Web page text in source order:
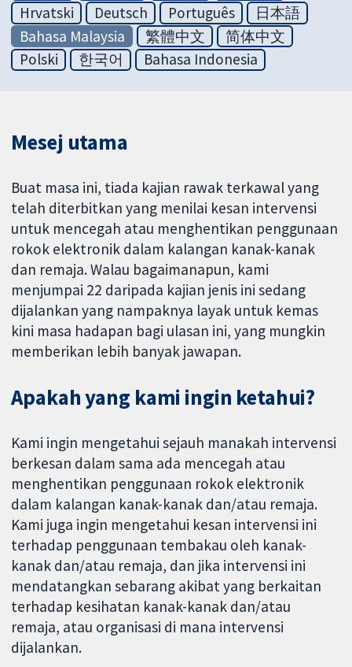
Hrvatski
Deutsch Português
日本語
Bahasa Malaysia
繁體中文
简体中文
Polski
한국어 Bahasa Indonesia
Mesej utama
Buat masa ini, tiada kajian rawak terkawal yang
telah diterbitkan yang menilai kesan intervensi
untuk mencegah atau menghentikan penggunaan
rokok elektronik dalam kalangan kanak-kanak
dan remaja. Walau bagaimanapun, kami
menjumpai 22 daripada kajian jenis ini sedang
dijalankan yang nampaknya layak untuk kemas
kini masa hadapan bagi ulasan ini, yang mungkin
memberikan lebih banyak jawapan.
Apakah yang kami ingin ketahui?
Kami ingin mengetahui sejauh manakah intervensi
berkesan dalam sama ada mencegah atau
menghentikan penggunaan rokok elektronik
dalam kalangan kanak-kanak dan/atau remaja.
Kami juga ingin mengetahui kesan intervensi ini
terhadap penggunaan tembakau oleh kanak-
kanak dan/atau remaja, dan jika intervensi ini
mendatangkan sebarang akibat yang berkaitan
terhadap kesihatan kanak-kanak dan/atau
remaja, atau organisasi di mana intervensi
dijalankan.